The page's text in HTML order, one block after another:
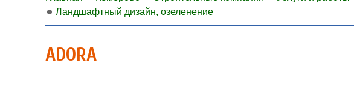
Ландшафтный дизайн, озеленение
ADORA